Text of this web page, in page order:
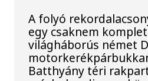
A folyó
egy csaknem
világháborús német
Batthyány téri